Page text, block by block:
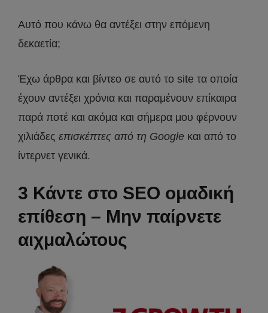
Αυτό που κάνω θα αντέξει στην επόμενη
δεκαετία;
Έχω άρθρα και βίντεο σε αυτό το site τα οποία
έχουν αντέξει χρόνια και παραμένουν επίκαιρα
παρά ποτέ και ακόμα και σήμερα μου φέρνουν
χιλιάδες επισκέπτες από τη Google και από το
ίντερνετ γενικά.
3 Κάντε στο SEO ομαδική
επίθεση – Μην παίρνετε
αιχμαλώτους